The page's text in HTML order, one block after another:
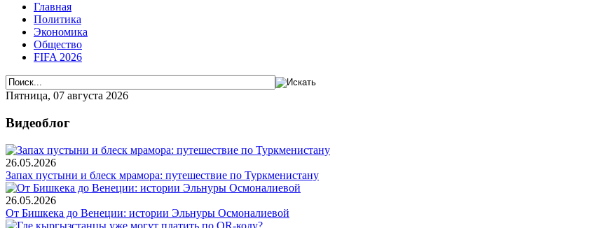
Главная
Политика
Экономика
Общество
FIFA 2026
Пятница, 07 августа 2026
Видеоблог
26.05.2026
Запах пустыни и блеск мрамора: путешествие по Туркменистану
26.05.2026
От Бишкека до Венеции: истории Эльнуры Осмоналиевой